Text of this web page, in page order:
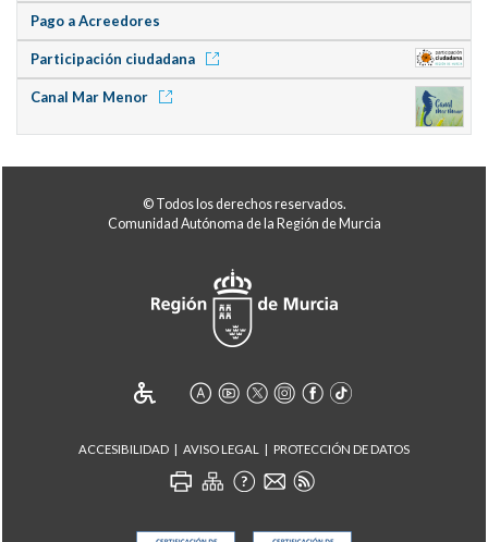
Pago a Acreedores
Participación ciudadana
Canal Mar Menor
© Todos los derechos reservados.
Comunidad Autónoma de la Región de Murcia
ACCESIBILIDAD AVISO LEGAL PROTECCIÓN DE DATOS